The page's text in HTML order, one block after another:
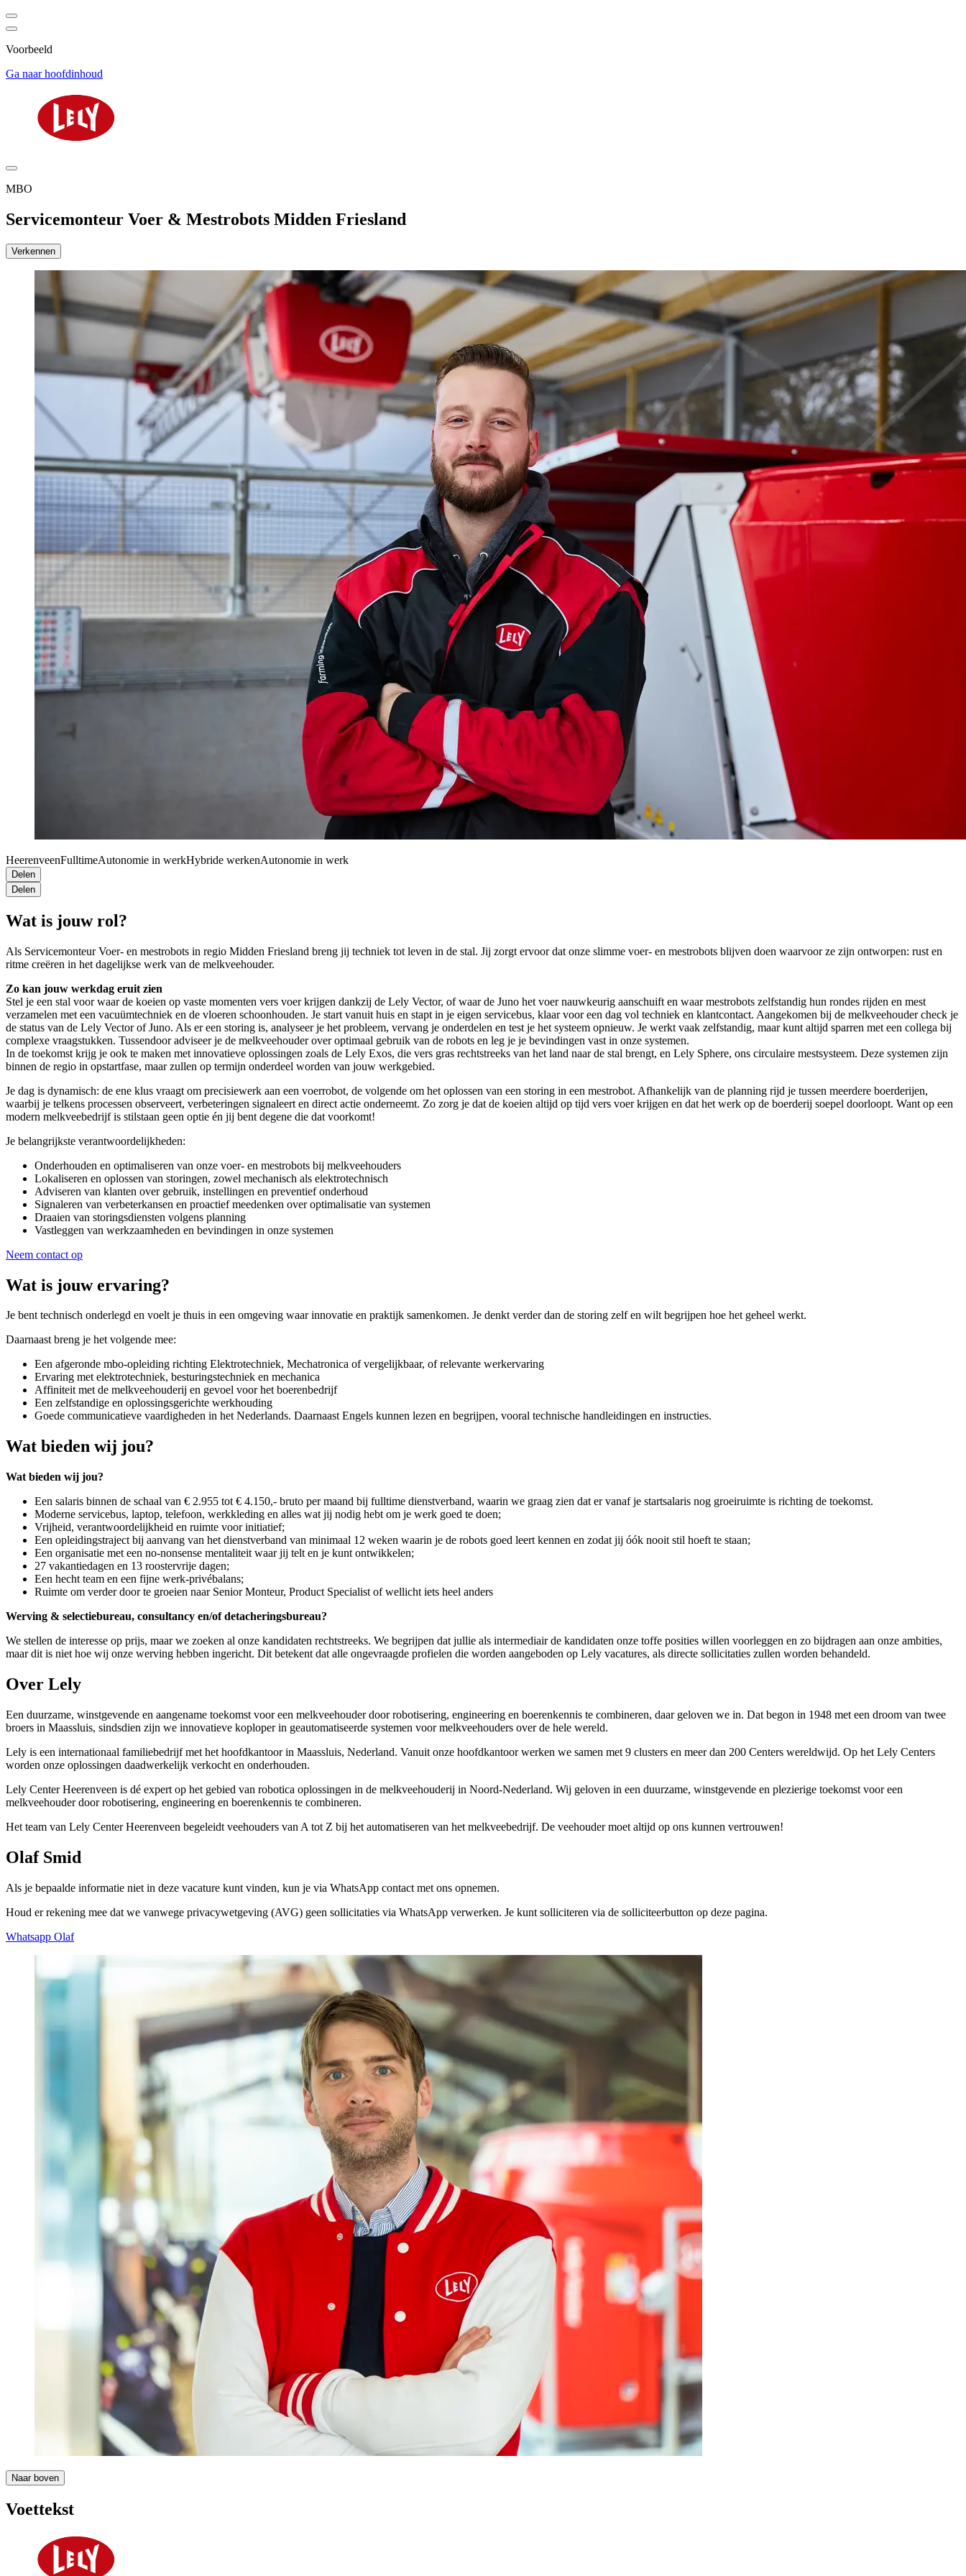
Voorbeeld
Ga naar hoofdinhoud
MBO
Servicemonteur Voer & Mestrobots Midden Friesland
Verkennen
HeerenveenFulltimeAutonomie in werkHybride werkenAutonomie in werk
Delen
Delen
Wat is jouw rol?
Als Servicemonteur Voer- en mestrobots in regio Midden Friesland breng jij techniek tot leven in de stal. Jij zorgt ervoor dat onze slimme voer- en mestrobots blijven doen waarvoor ze zijn ontworpen: rust en
ritme creëren in het dagelijkse werk van de melkveehouder.
Zo kan jouw werkdag eruit zien
Stel je een stal voor waar de koeien op vaste momenten vers voer krijgen dankzij de Lely Vector, of waar de Juno het voer nauwkeurig aanschuift en waar mestrobots zelfstandig hun rondes rijden en mest
verzamelen met een vacuümtechniek en de vloeren schoonhouden. Je start vanuit huis en stapt in je eigen servicebus, klaar voor een dag vol techniek en klantcontact. Aangekomen bij de melkveehouder check je
de status van de Lely Vector of Juno. Als er een storing is, analyseer je het probleem, vervang je onderdelen en test je het systeem opnieuw. Je werkt vaak zelfstandig, maar kunt altijd sparren met een collega bij
complexe vraagstukken. Tussendoor adviseer je de melkveehouder over optimaal gebruik van de robots en leg je je bevindingen vast in onze systemen.
In de toekomst krijg je ook te maken met innovatieve oplossingen zoals de Lely Exos, die vers gras rechtstreeks van het land naar de stal brengt, en Lely Sphere, ons circulaire mestsysteem. Deze systemen zijn
binnen de regio in opstartfase, maar zullen op termijn onderdeel worden van jouw werkgebied.
Je dag is dynamisch: de ene klus vraagt om precisiewerk aan een voerrobot, de volgende om het oplossen van een storing in een mestrobot. Afhankelijk van de planning rijd je tussen meerdere boerderijen,
waarbij je telkens processen observeert, verbeteringen signaleert en direct actie onderneemt. Zo zorg je dat de koeien altijd op tijd vers voer krijgen en dat het werk op de boerderij soepel doorloopt. Want op een
modern melkveebedrijf is stilstaan geen optie én jij bent degene die dat voorkomt!
Je belangrijkste verantwoordelijkheden:
Onderhouden en optimaliseren van onze voer- en mestrobots bij melkveehouders
Lokaliseren en oplossen van storingen, zowel mechanisch als elektrotechnisch
Adviseren van klanten over gebruik, instellingen en preventief onderhoud
Signaleren van verbeterkansen en proactief meedenken over optimalisatie van systemen
Draaien van storingsdiensten volgens planning
Vastleggen van werkzaamheden en bevindingen in onze systemen
Neem contact op
Wat is jouw ervaring?
Je bent technisch onderlegd en voelt je thuis in een omgeving waar innovatie en praktijk samenkomen. Je denkt verder dan de storing zelf en wilt begrijpen hoe het geheel werkt.
Daarnaast breng je het volgende mee:
Een afgeronde mbo-opleiding richting Elektrotechniek, Mechatronica of vergelijkbaar, of relevante werkervaring
Ervaring met elektrotechniek, besturingstechniek en mechanica
Affiniteit met de melkveehouderij en gevoel voor het boerenbedrijf
Een zelfstandige en oplossingsgerichte werkhouding
Goede communicatieve vaardigheden in het Nederlands. Daarnaast Engels kunnen lezen en begrijpen, vooral technische handleidingen en instructies.
Wat bieden wij jou?
Wat bieden wij jou?
Een salaris binnen de schaal van € 2.955 tot € 4.150,- bruto per maand bij fulltime dienstverband, waarin we graag zien dat er vanaf je startsalaris nog groeiruimte is richting de toekomst.
Moderne servicebus, laptop, telefoon, werkkleding en alles wat jij nodig hebt om je werk goed te doen;
Vrijheid, verantwoordelijkheid en ruimte voor initiatief;
Een opleidingstraject bij aanvang van het dienstverband van minimaal 12 weken waarin je de robots goed leert kennen en zodat jij óók nooit stil hoeft te staan;
Een organisatie met een no-nonsense mentaliteit waar jij telt en je kunt ontwikkelen;
27 vakantiedagen en 13 roostervrije dagen;
Een hecht team en een fijne werk-privébalans;
Ruimte om verder door te groeien naar Senior Monteur, Product Specialist of wellicht iets heel anders
Werving & selectiebureau, consultancy en/of detacheringsbureau?
We stellen de interesse op prijs, maar we zoeken al onze kandidaten rechtstreeks. We begrijpen dat jullie als intermediair de kandidaten onze toffe posities willen voorleggen en zo bijdragen aan onze ambities,
maar dit is niet hoe wij onze werving hebben ingericht. Dit betekent dat alle ongevraagde profielen die worden aangeboden op Lely vacatures, als directe sollicitaties zullen worden behandeld.
Over Lely
Een duurzame, winstgevende en aangename toekomst voor een melkveehouder door robotisering, engineering en boerenkennis te combineren, daar geloven we in. Dat begon in 1948 met een droom van twee
broers in Maassluis, sindsdien zijn we innovatieve koploper in geautomatiseerde systemen voor melkveehouders over de hele wereld.
Lely is een internationaal familiebedrijf met het hoofdkantoor in Maassluis, Nederland. Vanuit onze hoofdkantoor werken we samen met 9 clusters en meer dan 200 Centers wereldwijd. Op het Lely Centers
worden onze oplossingen daadwerkelijk verkocht en onderhouden.
Lely Center Heerenveen is dé expert op het gebied van robotica oplossingen in de melkveehouderij in Noord-Nederland. Wij geloven in een duurzame, winstgevende en plezierige toekomst voor een
melkveehouder door robotisering, engineering en boerenkennis te combineren.
Het team van Lely Center Heerenveen begeleidt veehouders van A tot Z bij het automatiseren van het melkveebedrijf. De veehouder moet altijd op ons kunnen vertrouwen!
Olaf Smid
Als je bepaalde informatie niet in deze vacature kunt vinden, kun je via WhatsApp contact met ons opnemen.
Houd er rekening mee dat we vanwege privacywetgeving (AVG) geen sollicitaties via WhatsApp verwerken. Je kunt solliciteren via de solliciteerbutton op deze pagina.
Whatsapp Olaf
Naar boven
Voettekst